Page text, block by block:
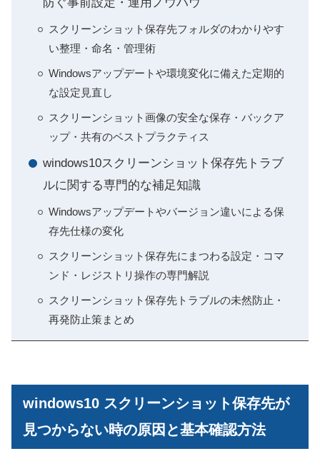
スクリーンショット保存先フォルダのわかりやす
い整理・命名・管理術
Windowsアップデートや環境変化に備えた定期的
な設定見直し
スクリーンショット画像の安全な保存・バックア
ップ・共有のベストプラクティス
windows10スクリーンショット保存先トラブ
ルに関する専門的な補足知識
Windowsアップデートやバージョン違いによる保
存先仕様の変化
スクリーンショット保存先にまつわる設定・コマ
ンド・レジストリ操作の専門解説
スクリーンショット保存先トラブルの未然防止・
再発防止策まとめ
windows10 スクリーンショット保存先が
見つからない時の原因と基本確認方法